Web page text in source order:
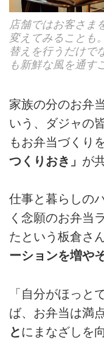
店舗ではお客さま
変えてみることも
替えを行うだけで
も新鮮な風を通す
家族の分のお弁
いう、ダジャの
もお弁当づくり
つくりおき」 が
仕事と暮らしの
く念願のお弁当
たという板倉さ
ーションを増や
「自分がほっと
ば、お弁当は満点
と にまなざしを